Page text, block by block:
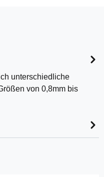
unterschiedliche
von 0,8mm bis